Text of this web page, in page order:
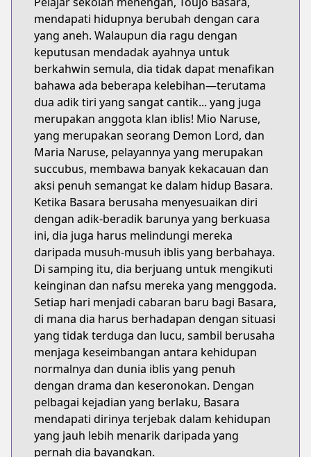
mendapati hidupnya berubah dengan cara
yang aneh. Walaupun dia ragu dengan
keputusan mendadak ayahnya untuk
berkahwin semula, dia tidak dapat menafikan
bahawa ada beberapa kelebihan—terutama
dua adik tiri yang sangat cantik... yang juga
merupakan anggota klan iblis! Mio Naruse,
yang merupakan seorang Demon Lord, dan
Maria Naruse, pelayannya yang merupakan
succubus, membawa banyak kekacauan dan
aksi penuh semangat ke dalam hidup Basara.
Ketika Basara berusaha menyesuaikan diri
dengan adik-beradik barunya yang berkuasa
ini, dia juga harus melindungi mereka
daripada musuh-musuh iblis yang berbahaya.
Di samping itu, dia berjuang untuk mengikuti
keinginan dan nafsu mereka yang menggoda.
Setiap hari menjadi cabaran baru bagi Basara,
di mana dia harus berhadapan dengan situasi
yang tidak terduga dan lucu, sambil berusaha
menjaga keseimbangan antara kehidupan
normalnya dan dunia iblis yang penuh
dengan drama dan keseronokan. Dengan
pelbagai kejadian yang berlaku, Basara
mendapati dirinya terjebak dalam kehidupan
yang jauh lebih menarik daripada yang
pernah dia bayangkan.